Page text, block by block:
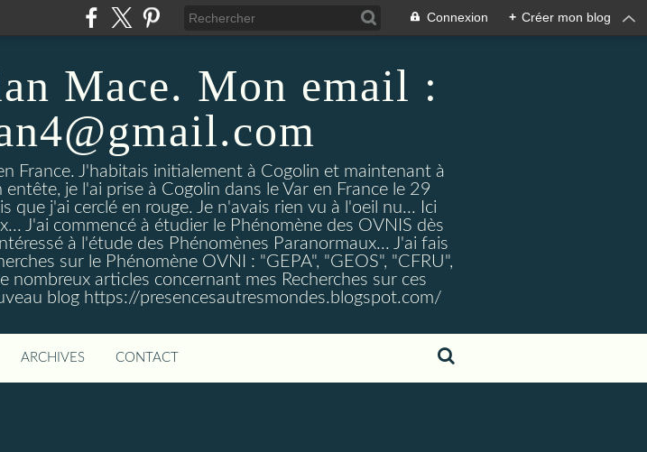
Connexion + Créer mon blog
Mace. Mon email :
France. J'habitais initialement à Cogolin et maintenant à
je l'ai prise à Cogolin dans le Var en France le 29
j'ai cerclé en rouge. Je n'avais rien vu à l'oeil nu... Ici
J'ai commencé à étudier le Phénomène des OVNIS dès
à l'étude des Phénomènes Paranormaux... J'ai fais
sur le Phénomène OVNI : "GEPA", "GEOS", "CFRU",
nombreux articles concernant mes Recherches sur ces
blog https://presencesautresmondes.blogspot.com/
ARCHIVES CONTACT